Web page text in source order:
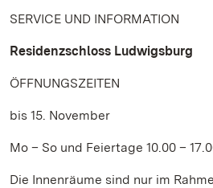
SERVICE UND INFORMATION
Residenzschloss Ludwigsburg
ÖFFNUNGSZEITEN
bis 15. November
Mo – So und Feiertage 10.00 –
Die Innenräume sind nur im